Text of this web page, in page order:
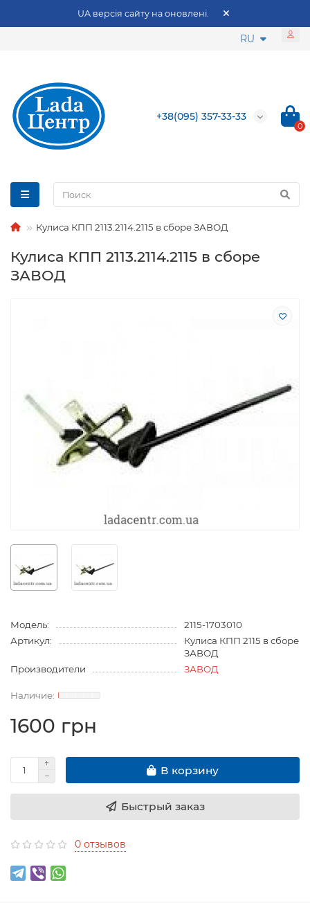
UA версія сайту на оновлені.
RU
+38(095) 357-33-33
0
Кулиса КПП 2113.2114.2115 в сборе ЗАВОД
Кулиса КПП 2113.2114.2115 в сборе
ЗАВОД
Модель:
2115-1703010
Артикул:
Кулиса КПП 2115 в сборе
ЗАВОД
Производители
ЗАВОД
1600 грн
В корзину
Быстрый заказ
0 отзывов